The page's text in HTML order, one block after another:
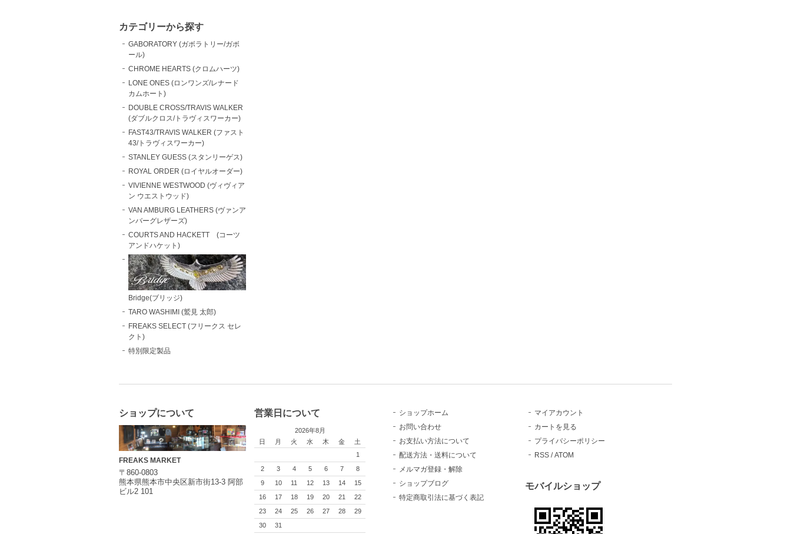
カテゴリーから探す
GABORATORY (ガボラトリー/ガボ
ール)
CHROME HEARTS (クロムハーツ)
LONE ONES (ロンワンズ/レナード
カムホート)
DOUBLE CROSS/TRAVIS WALKER
(ダブルクロス/トラヴィスワーカー)
FAST43/TRAVIS WALKER (ファスト
43/トラヴィスワーカー)
STANLEY GUESS (スタンリーゲス)
ROYAL ORDER (ロイヤルオーダー)
VIVIENNE WESTWOOD (ヴィヴィア
ン ウエストウッド)
VAN AMBURG LEATHERS (ヴァンア
ンバーグレザーズ)
COURTS AND HACKETT (コーツ
アンドハケット)
Bridge(ブリッジ)
TARO WASHIMI (鷲見 太郎)
FREAKS SELECT (フリークス セレ
クト)
特別限定製品
ショップについて
FREAKS MARKET
〒860-0803
熊本県熊本市中央区新市街13-3 阿部
ビル2 101
営業日について
2026年8月
日
月 火 水 木 金
土
1
2
3 4 5 6 7
8
9
10 11 12 13 14
15
16
17 18 19 20 21
22
23
24 25 26 27 28
29
30
31
ショップホーム
お問い合わせ
お支払い方法について
配送方法・送料について
メルマガ登録・解除
ショップブログ
特定商取引法に基づく表記
マイアカウント
カートを見る
プライバシーポリシー
RSS /ATOM
モバイルショップ